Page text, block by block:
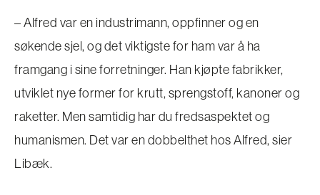
– Alfred var en industrimann, oppfinner og en
søkende sjel, og det viktigste for ham var å ha
framgang i sine forretninger. Han kjøpte fabrikker,
utviklet nye former for krutt, sprengstoff, kanoner og
raketter. Men samtidig har du fredsaspektet og
humanismen. Det var en dobbelthet hos Alfred, sier
Libæk.